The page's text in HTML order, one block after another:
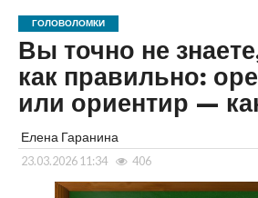
ГОЛОВОЛОМКИ
Вы точно не
как правильно:
или ориентир —
Елена Гаранина
23.03.2026 11:34 406